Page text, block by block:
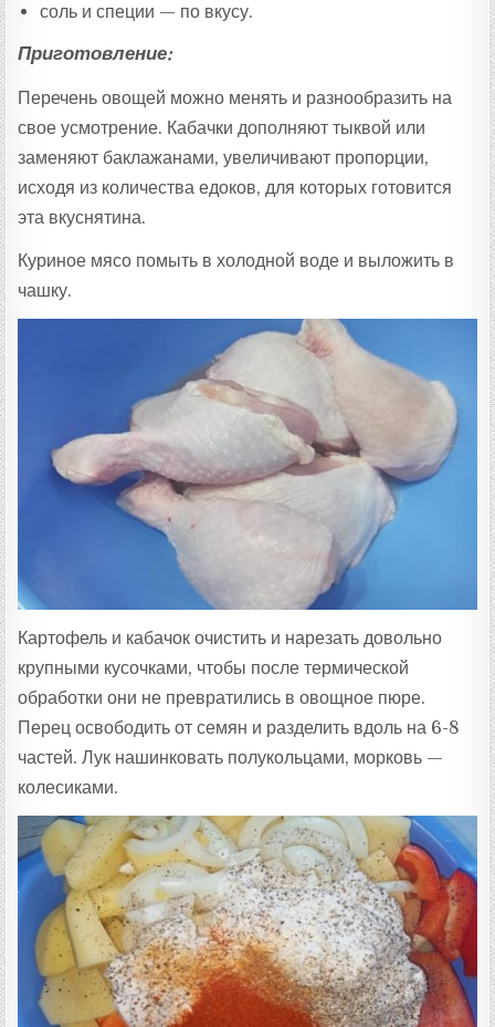
соль и специи — по вкусу.
Приготовление:
Перечень овощей можно менять и разнообразить на
свое усмотрение. Кабачки дополняют тыквой или
заменяют баклажанами, увеличивают пропорции,
исходя из количества едоков, для которых готовится
эта вкуснятина.
Куриное мясо помыть в холодной воде и выложить в
чашку.
Картофель и кабачок очистить и нарезать довольно
крупными кусочками, чтобы после термической
обработки они не превратились в овощное пюре.
Перец освободить от семян и разделить вдоль на 6-8
частей. Лук нашинковать полукольцами, морковь —
колесиками.